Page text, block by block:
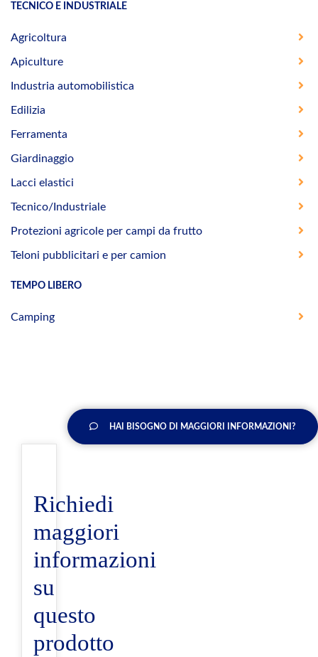
TECNICO E INDUSTRIALE
Agricoltura
Apiculture
Industria automobilistica
Edilizia
Ferramenta
Giardinaggio
Lacci elastici
Tecnico/Industriale
Protezioni agricole per campi da frutto
Teloni pubblicitari e per camion
TEMPO LIBERO
Camping
HAI BISOGNO DI MAGGIORI INFORMAZIONI?
Richiedi
maggiori
informazioni
su
questo
prodotto